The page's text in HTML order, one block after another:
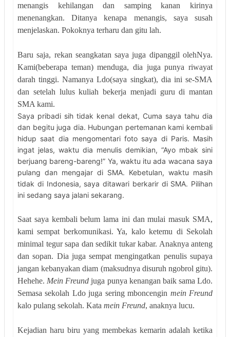
menangis kehilangan dan samping kanan kirinya
menenangkan. Ditanya kenapa menangis, saya susah
menjelaskan. Pokoknya terharu dan gitu lah.
Baru saja, rekan seangkatan saya juga dipanggil olehNya.
Kami(beberapa teman) menduga, dia juga punya riwayat
darah tinggi. Namanya Ldo(saya singkat), dia ini se-SMA
dan setelah lulus kuliah bekerja menjadi guru di mantan
SMA kami.
Saya pribadi sih tidak kenal dekat, Cuma saya tahu dia
dan begitu juga dia. Hubungan pertemanan kami kembali
hidup saat dia mengomentari foto saya di Paris. Masih
ingat jelas, waktu dia menulis demikian, “Ayo mbak sini
berjuang bareng-bareng!” Ya, waktu itu ada wacana saya
pulang dan mengajar di SMA. Kebetulan, waktu masih
tidak di Indonesia, saya ditawari berkarir di SMA. Pilihan
ini sedang saya jalani sekarang.
Saat saya kembali belum lama ini dan mulai masuk SMA,
kami sempat berkomunikasi. Ya, kalo ketemu di Sekolah
minimal tegur sapa dan sedikit tukar kabar. Anaknya anteng
dan sopan. Dia juga sempat mengingatkan penulis supaya
jangan kebanyakan diam (maksudnya disuruh ngobrol gitu).
Hehehe. Mein Freund juga punya kenangan baik sama Ldo.
Semasa sekolah Ldo juga sering mboncengin mein Freund
kalo pulang sekolah. Kata mein Freund, anaknya lucu.
Kejadian haru biru yang membekas kemarin adalah ketika